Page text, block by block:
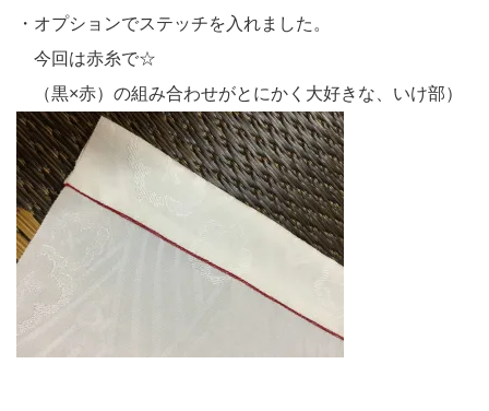
・オプションでステッチを入れました。
今回は赤糸で☆
（黒×赤）の組み合わせがとにかく大好きな、いけ部）